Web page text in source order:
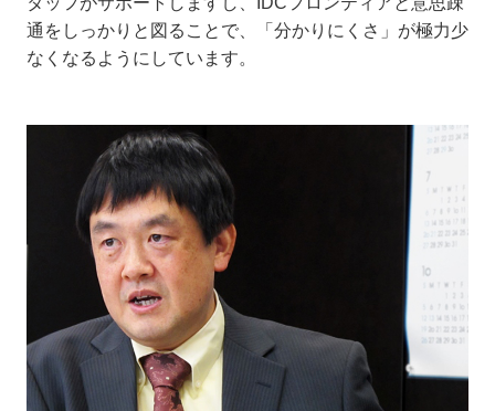
通をしっかりと図ることで、「分かりにくさ」が極力少
なくなるようにしています。